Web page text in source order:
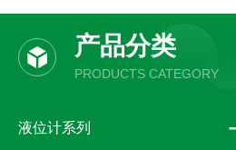
产品分类
PRODUCTS CATEGORY
液位计系列